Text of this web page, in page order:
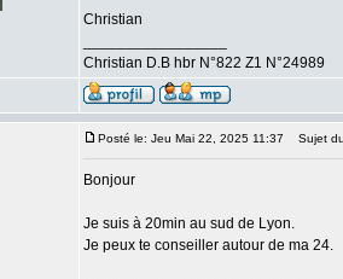
Christian
Christian D.B hbr N°822 Z1 N°24989
Posté le: Jeu Mai 22, 2025 11:37 Sujet
Bonjour
Je suis à 20min au sud de Lyon.
Je peux te conseiller autour de ma 24.